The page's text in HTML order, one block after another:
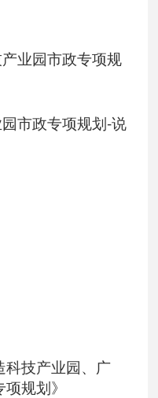
业园市政专项规
市政专项规划-说
科技产业园、广
规划》